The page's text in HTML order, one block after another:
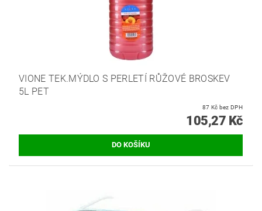
VIONE TEK.MÝDLO S PERLETÍ RŮŽOVÉ BROSKEV
5L PET
87 Kč bez DPH
105,27 Kč